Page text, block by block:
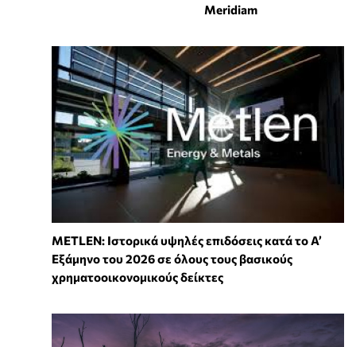
Meridiam
METLEN: Ιστορικά υψηλές επιδόσεις κατά το Α’
Εξάμηνο του 2026 σε όλους τους βασικούς
χρηματοοικονομικούς δείκτες